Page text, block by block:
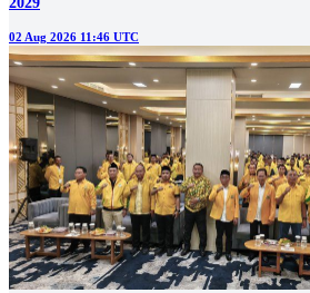
02 Aug 2026 11:46 UTC